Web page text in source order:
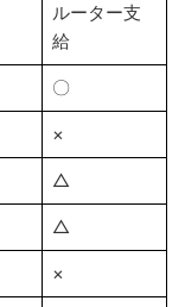
ルーター支
給
〇
×
△
△
×